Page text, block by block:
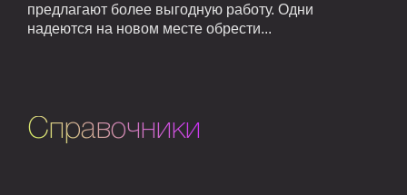
предлагают более выгодную работу. Одни
надеются на новом месте обрести...
Справочники